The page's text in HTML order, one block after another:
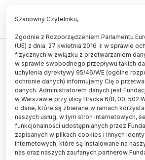
STUDENT
ZUS: dorabiających
należy później
do ubezpieczenia
22.07.2025
aktualizacja: 22.07.2025
2 minuty czytania
Szanowny Czytelniku,
Zgodnie z Rozporządzeniem Parlamentu
(UE) z dnia 27 kwietnia 2016 r. w sprawie
fizycznych w związku z przetwarzaniem
w sprawie swobodnego przepływu takich
uchylenia dyrektywy 95/46/WE (ogólne
ochronie danych) informujemy Cię o
danych. Administratorem danych jest
w Warszawie przy ulicy Bracka 6/8, 00-502
o dane, które są zbierane w ramach
naszych usług, w tym stron internetowych,
funkcjonalności udostępnianych przez
zapisanych w plikach cookies i innych
internetowych, które są instalowane na
nas oraz naszych zaufanych partnerów